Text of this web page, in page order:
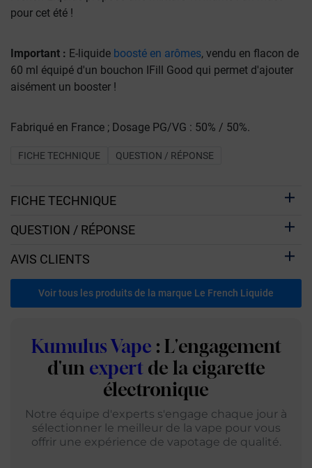
pour cet été !
Important : E-liquide boosté en arômes, vendu en flacon de
60 ml équipé d'un bouchon IFill Good qui permet d'ajouter
aisément un booster !
Fabriqué en France ; Dosage PG/VG : 50% / 50%.
FICHE TECHNIQUE QUESTION / RÉPONSE
FICHE TECHNIQUE
QUESTION / RÉPONSE
AVIS CLIENTS
Voir tous les produits de la marque Le French Liquide
Kumulus Vape : L'engagement
d'un expert de la cigarette
électronique
Notre équipe d'experts s'engage chaque jour à
sélectionner le meilleur de la vape pour vous
offrir une expérience de vapotage de qualité.